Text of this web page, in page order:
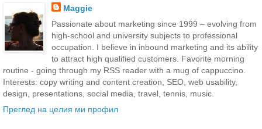
Maggie
Passionate about marketing since 1999 – evolving from
high-school and university subjects to professional
occupation. I believe in inbound marketing and its ability
to attract high qualified customers. Favorite morning
routine - going through my RSS reader with a mug of cappuccino.
Interests: copy writing and content creation, SEO, web usability,
design, presentations, social media, travel, tennis, music.
Преглед на целия ми профил